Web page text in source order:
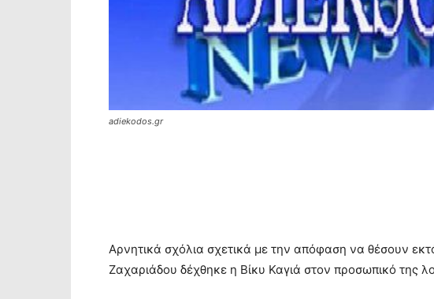
adiekodos.gr
Αρνητικά σχόλια σχετικά με την απόφαση να θέσουν
Ζαχαριάδου δέχθηκε η Βίκυ Καγιά στον προσωπικό της